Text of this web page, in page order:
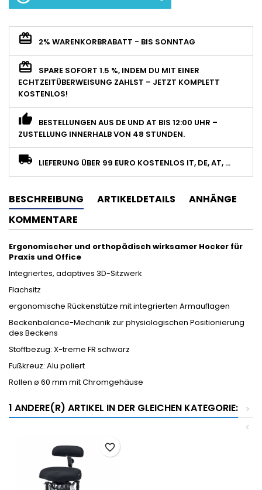
2% WARENKORBRABATT - BIS SONNTAG
SPARE SOFORT 1.5 %, INDEM DU MIT EINER
ECHTZEITÜBERWEISUNG ZAHLST – JETZT KOMPLETT
KOSTENLOS!
BESTELLUNGEN AUS DE UND AT BIS 12:00 UHR –
ZUSTELLUNG INNERHALB VON 48 STUNDEN.
LIEFERUNG ÜBER 99 EURO KOSTENLOS IT, DE, AT, ...
BESCHREIBUNG ARTIKELDETAILS
ANHÄNGE
KOMMENTARE
Ergonomischer und orthopädisch wirksamer Hocker für
Praxis und Office
Integriertes, adaptives 3D-Sitzwerk
Flachsitz
ergonomische Rückenstütze mit integrierten Armauflagen
Beckenbalance-Mechanik zur physiologischen Positionierung
des Beckens
Stoffbezug: X-treme FR schwarz
Fußkreuz: Alu poliert
Rollen ø 60 mm mit Chromgehäuse
1 ANDERE(R) ARTIKEL IN DER GLEICHEN KATEGORIE:
>
<
favorite_border